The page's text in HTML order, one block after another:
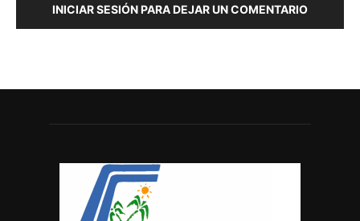
INICIAR SESIÓN PARA DEJAR UN COMENTARIO